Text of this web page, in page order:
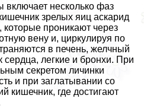
несколько фаз
зрелых яиц аскарид
проникают через
вену и, циркулируя по
в печень, желчный
легкие и бронхи. При
секретом личинки
и при заглатывании со
кишечник, где достигают